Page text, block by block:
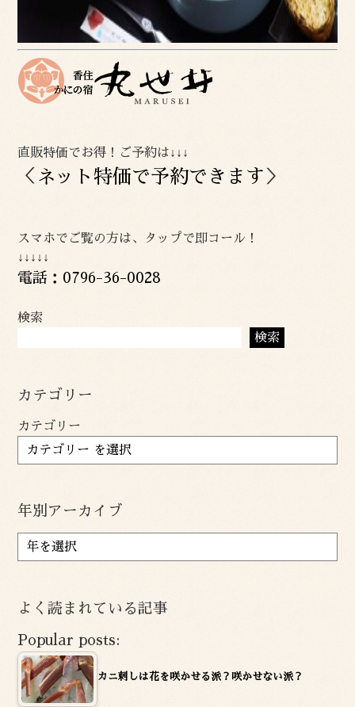
直販特価でお得！ご予約は↓↓↓
＜ ネット特価で予約できます ＞
スマホでご覧の方は、タップで即コール！
↓↓↓↓↓
電話：0796-36-0028
検索
検索
カテゴリー
カテゴリー
年別アーカイブ
ア
ー
ブ
よく読まれている記事
Popular posts:
カニ刺しは花を咲かせる派？咲かせない派？